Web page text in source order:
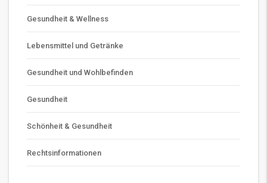
Gesundheit & Wellness
Lebensmittel und Getränke
Gesundheit und Wohlbefinden
Gesundheit
Schönheit & Gesundheit
Rechtsinformationen